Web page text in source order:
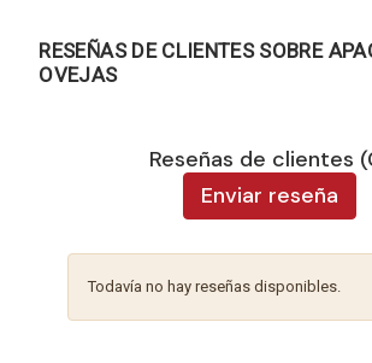
RESEÑAS DE CLIENTES SOBRE
OVEJAS
Reseñas de clientes
Enviar reseña
Todavía no hay reseñas disponibles.